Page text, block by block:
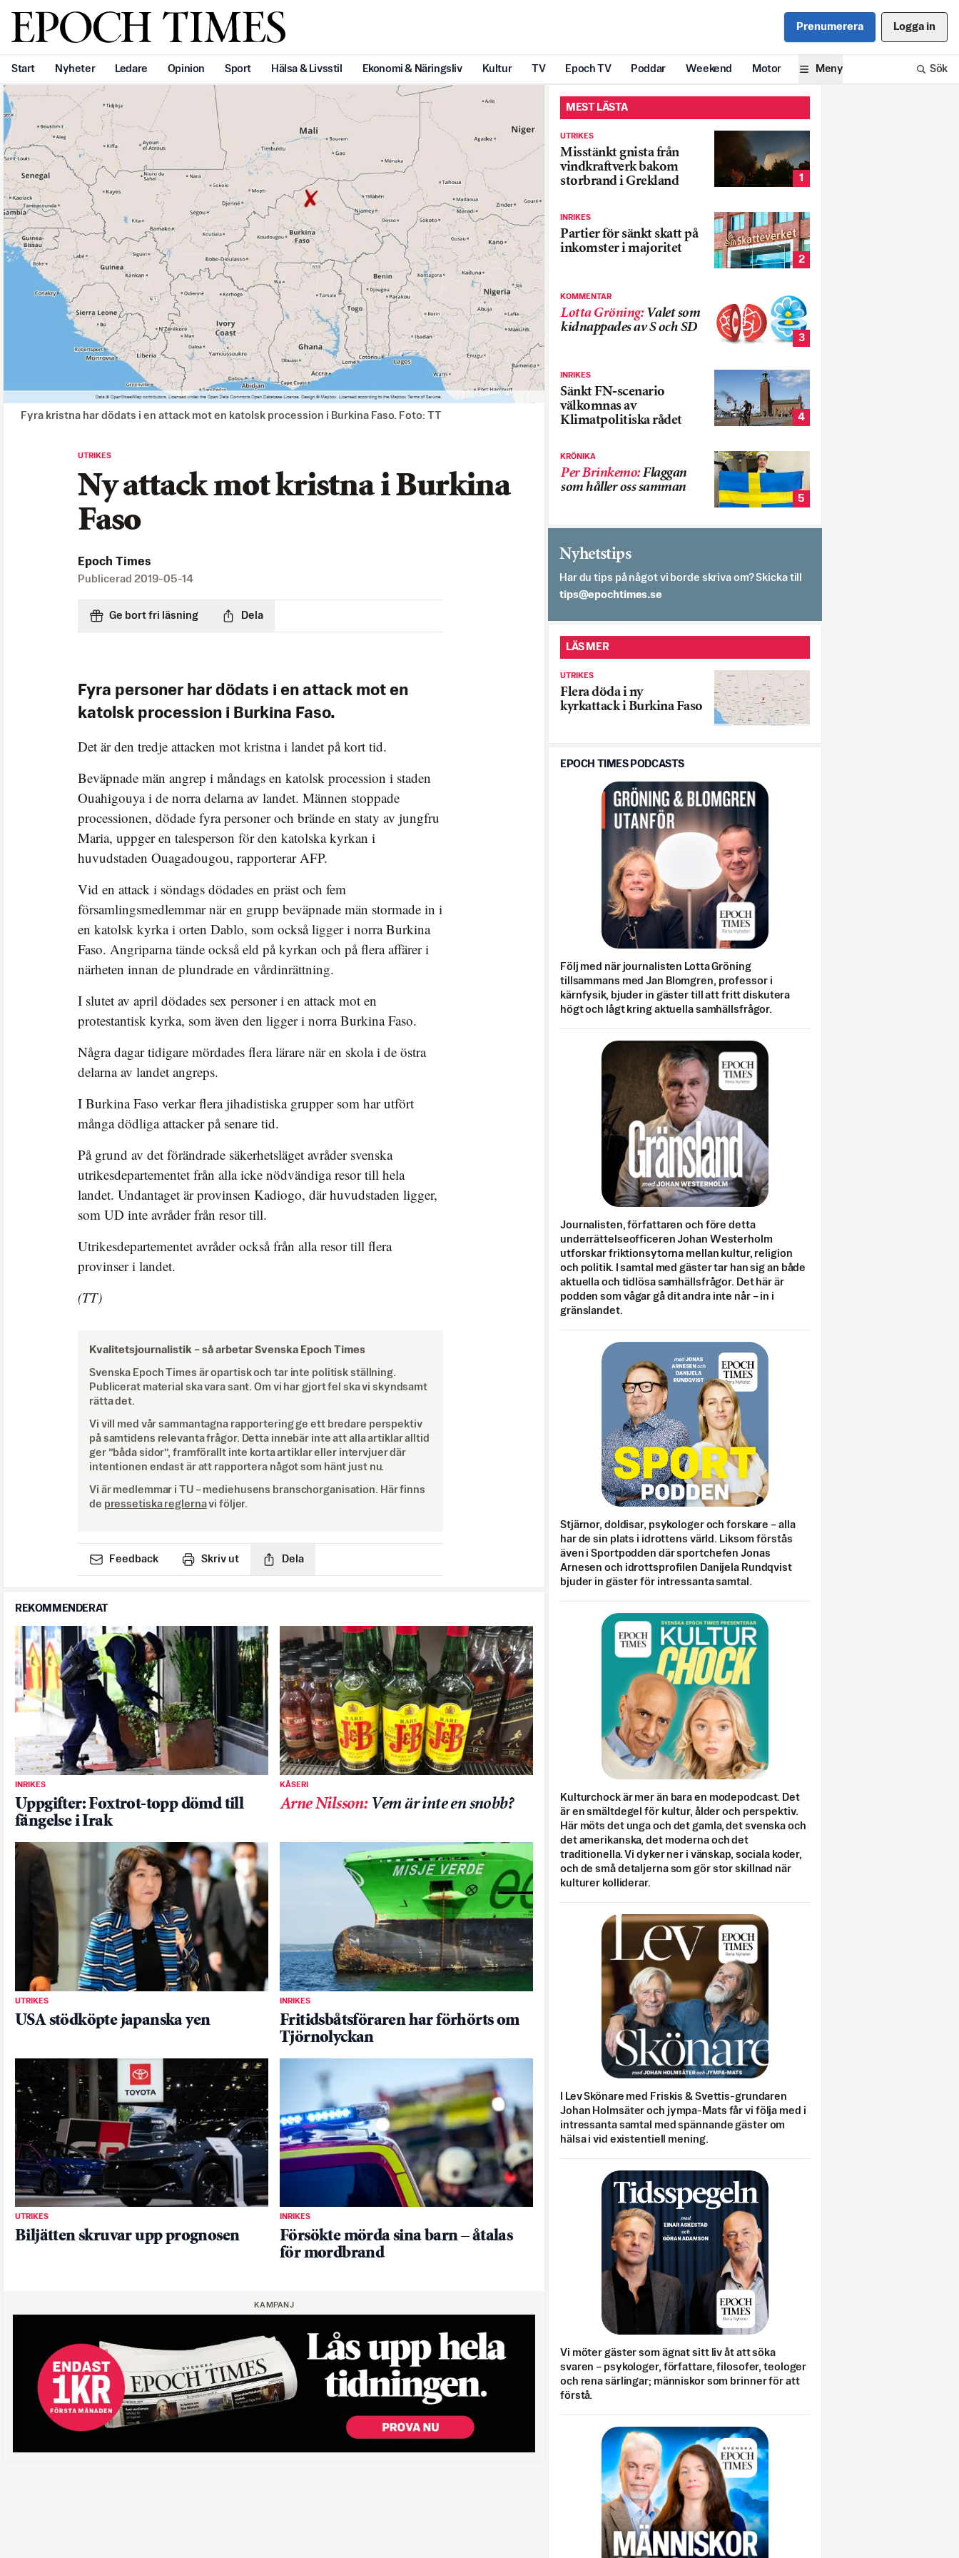
Svenska Epoch Times Prenumerera Logga in
Start Nyheter Ledare Opinion Sport Hälsa & Livsstil Ekonomi & Näringsliv Kultur TV Epoch TV Poddar Weekend Motor Meny Sök
Fyra kristna har dödats i en attack mot en katolsk procession i Burkina Faso. Foto: TT
UTRIKES
Ny attack mot kristna i Burkina
Faso
Epoch Times
Publicerad 2019-05-14
Ge bort fri läsning Dela
Fyra personer har dödats i en attack mot en
katolsk procession i Burkina Faso.
Det är den tredje attacken mot kristna i landet på kort tid.
Beväpnade män angrep i måndags en katolsk procession i staden
Ouahigouya i de norra delarna av landet. Männen stoppade
processionen, dödade fyra personer och brände en staty av jungfru
Maria, uppger en talesperson för den katolska kyrkan i
huvudstaden Ouagadougou, rapporterar AFP.
Vid en attack i söndags dödades en präst och fem
församlingsmedlemmar när en grupp beväpnade män stormade in i
en katolsk kyrka i orten Dablo, som också ligger i norra Burkina
Faso. Angriparna tände också eld på kyrkan och på flera affärer i
närheten innan de plundrade en vårdinrättning.
I slutet av april dödades sex personer i en attack mot en
protestantisk kyrka, som även den ligger i norra Burkina Faso.
Några dagar tidigare mördades flera lärare när en skola i de östra
delarna av landet angreps.
I Burkina Faso verkar flera jihadistiska grupper som har utfört
många dödliga attacker på senare tid.
På grund av det förändrade säkerhetsläget avråder svenska
utrikesdepartementet från alla icke nödvändiga resor till hela
landet. Undantaget är provinsen Kadiogo, där huvudstaden ligger,
som UD inte avråder från resor till.
Utrikesdepartementet avråder också från alla resor till flera
provinser i landet.
(TT)
Kvalitetsjournalistik – så arbetar Svenska Epoch Times
Svenska Epoch Times är opartisk och tar inte politisk ställning.
Publicerat material ska vara sant. Om vi har gjort fel ska vi skyndsamt
rätta det.
Vi vill med vår sammantagna rapportering ge ett bredare perspektiv
på samtidens relevanta frågor. Detta innebär inte att alla artiklar alltid
ger ”båda sidor”, framförallt inte korta artiklar eller intervjuer där
intentionen endast är att rapportera något som hänt just nu.
Vi är medlemmar i TU – mediehusens branschorganisation. Här finns
de pressetiska reglernavi följer.
Feedback Skriv ut Dela
REKOMMENDERAT
INRIKES
Uppgifter: Foxtrot-topp dömd till
fängelse i Irak
KÅSERI
Arne Nilsson: Vem är inte en snobb?
UTRIKES
USA stödköpte japanska yen
INRIKES
Fritidsbåtsföraren har förhörts om
Tjörnolyckan
UTRIKES
Biljätten skruvar upp prognosen
INRIKES
Försökte mörda sina barn – åtalas
för mordbrand
KAMPANJ
MEST LÄSTA
UTRIKES
Misstänkt gnista från
vindkraftverk bakom
storbrand i Grekland
1
INRIKES
Partier för sänkt skatt på
inkomster i majoritet
2
KOMMENTAR
Lotta Gröning: Valet som
kidnappades av S och SD
3
INRIKES
Sänkt FN-scenario
välkomnas av
Klimatpolitiska rådet
4
KRÖNIKA
Per Brinkemo:Flaggan
som håller oss samman
5
Nyhetstips
Har du tips på något vi borde skriva om? Skicka till
es.semithcope@spit
LÄS MER
UTRIKES
Flera döda i ny
kyrkattack i Burkina Faso
EPOCH TIMES PODCASTS
Följ med när journalisten Lotta Gröning
tillsammans med Jan Blomgren, professor i
kärnfysik, bjuder in gäster till att fritt diskutera
högt och lågt kring aktuella samhällsfrågor.
Journalisten, författaren och före detta
underrättelseofficeren Johan Westerholm
utforskar friktionsytorna mellan kultur, religion
och politik. I samtal med gäster tar han sig an både
aktuella och tidlösa samhällsfrågor. Det här är
podden som vågar gå dit andra inte når – in i
gränslandet.
Stjärnor, doldisar, psykologer och forskare – alla
har de sin plats i idrottens värld. Liksom förstås
även i Sportpodden där sportchefen Jonas
Arnesen och idrottsprofilen Danijela Rundqvist
bjuder in gäster för intressanta samtal.
Kulturchock är mer än bara en modepodcast. Det
är en smältdegel för kultur, ålder och perspektiv.
Här möts det unga och det gamla, det svenska och
det amerikanska, det moderna och det
traditionella. Vi dyker ner i vänskap, sociala koder,
och de små detaljerna som gör stor skillnad när
kulturer kolliderar.
I Lev Skönare med Friskis & Svettis-grundaren
Johan Holmsäter och jympa-Mats får vi följa med i
intressanta samtal med spännande gäster om
hälsa i vid existentiell mening.
Vi möter gäster som ägnat sitt liv åt att söka
svaren – psykologer, författare, filosofer, teologer
och rena särlingar; människor som brinner för att
förstå.